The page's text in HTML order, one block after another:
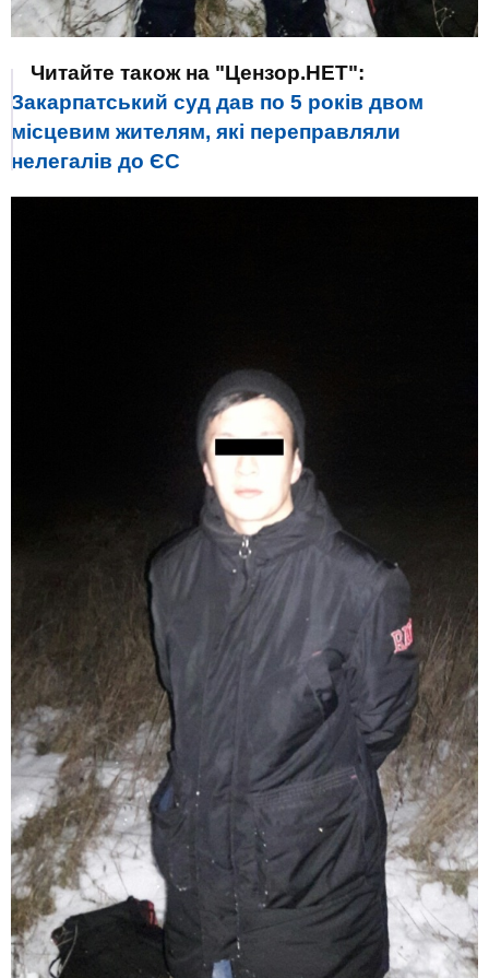
Читайте також на "Цензор.НЕТ":
Закарпатський суд дав по 5 років двом
місцевим жителям, які переправляли
нелегалів до ЄС